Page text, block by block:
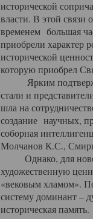
исторической
власти. В этой связи
временем большая
приобрели характер
исторической
которую приобрел
Ярким
стали и
шла на
создание научных,
соборная
Молчанов К.С.,
Однако, для новой
художественную
«вековым хламом».
систему доминант –
историческая память.